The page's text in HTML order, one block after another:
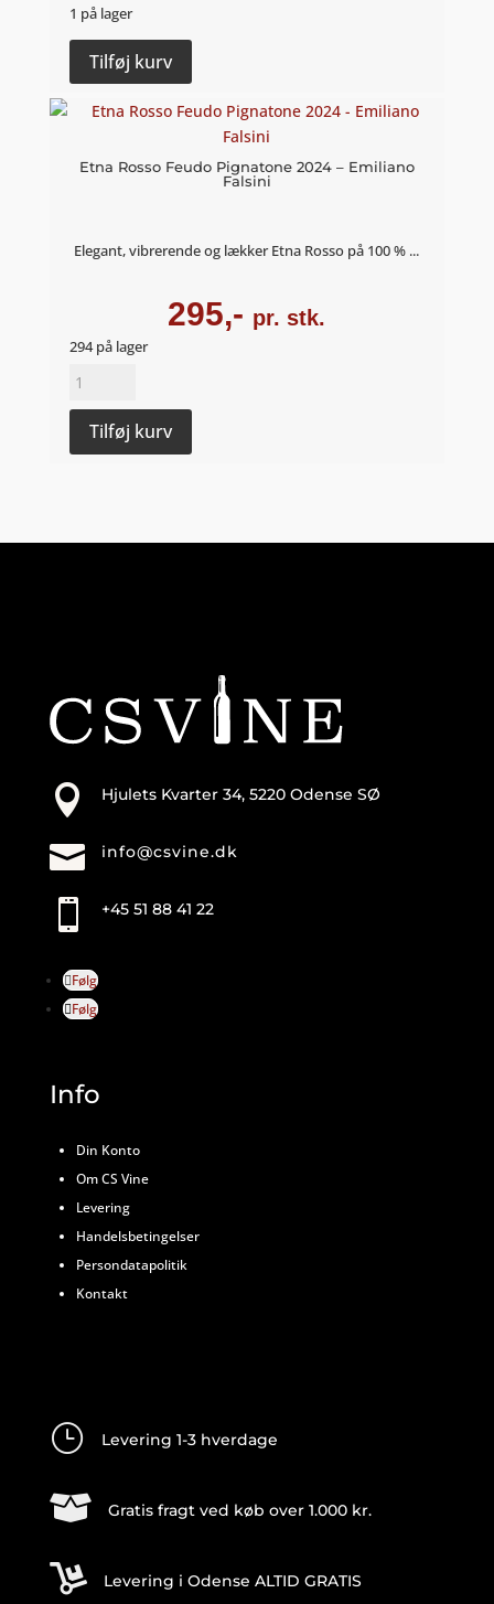
1 på lager
Grüner
Veltliner
und
2020
Sommer
Tilføj kurv
Etna Rosso Feudo Pignatone 2024 – Emiliano
Falsini
Elegant, vibrerende og lækker Etna Rosso på 100 % ...
295,- pr. stk.
294 på lager
Etna
Feudo
Pignatone
Tilføj kurv
 Hjulets Kvarter 34, 5220 Odense SØ
 info@csvine.dk
 +45 51 88 41 22
Følg
Følg
Info
Din Konto
Om CS Vine
Levering
Handelsbetingelser
Persondatapolitik
Kontakt
} Levering 1-3 hverdage
 Gratis fragt ved køb over 1.000 kr.
 Levering i Odense ALTID GRATIS